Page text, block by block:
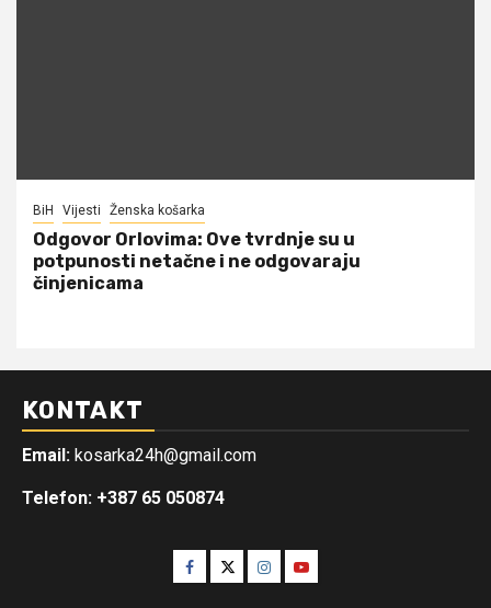
BiH Vijesti Ženska košarka
Odgovor Orlovima: ​Ove tvrdnje su u
potpunosti netačne i ne odgovaraju
činjenicama
KONTAKT
Email: kosarka24h@gmail.com
Telefon: +387 65 050874
Facebook
TwitterInstagram
Youtube